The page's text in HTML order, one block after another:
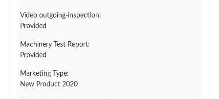
Video outgoing-inspection:
Provided
Machinery Test Report:
Provided
Marketing Type:
New Product 2020